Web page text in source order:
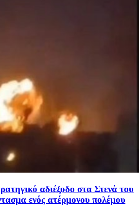
αδιέξοδο στα Στενά του
ενός ατέρμονου πολέμου